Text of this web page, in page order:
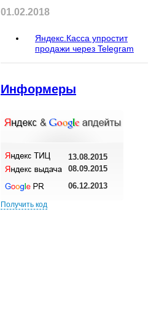
01.02.2018
Яндекс.Касса упростит
продажи через Telegram
Информеры
13.08.2015
08.09.2015
06.12.2013
Получить код